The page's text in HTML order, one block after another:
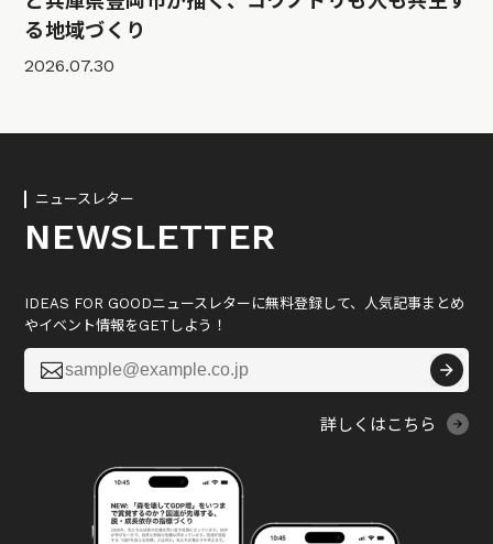
る地域づくり
2026.07.30
ニュースレター
NEWSLETTER
IDEAS FOR GOODニュースレターに無料登録して、人気記事まとめ
やイベント情報をGETしよう！

詳しくはこちら